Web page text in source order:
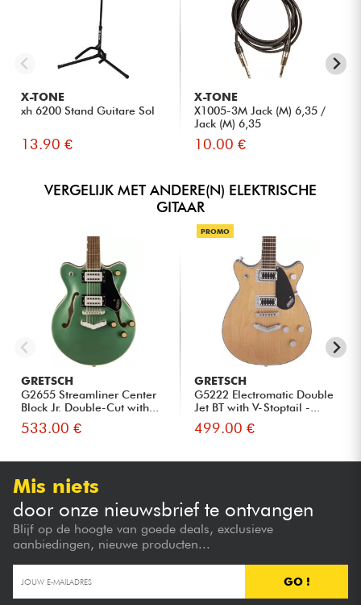
X-TONE
xh 6200 Stand Guitare Sol
13.90 €
X-TONE
X1005-3M Jack (M) 6,35 /
Jack (M) 6,35
10.00 €
VERGELIJK MET ANDERE(N) ELEKTRISCHE
GITAAR
GRETSCH
G2655 Streamliner Center
Block Jr. Double-Cut with...
533.00 €
PROMO
GRETSCH
G5222 Electromatic Double
Jet BT with V-Stoptail -...
499.00 €
Mis niets
door onze nieuwsbrief te ontvangen
Blijf op de hoogte van goede deals, exclusieve
aanbiedingen, nieuwe producten...
GO !